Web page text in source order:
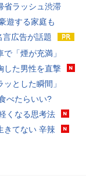
省ラッシュ渋滞
遊する家庭も
言広告が話題
「煙が充満」
した男性を直撃
とした瞬間」
べたらいい?
くなる思考法
きてない 辛辣